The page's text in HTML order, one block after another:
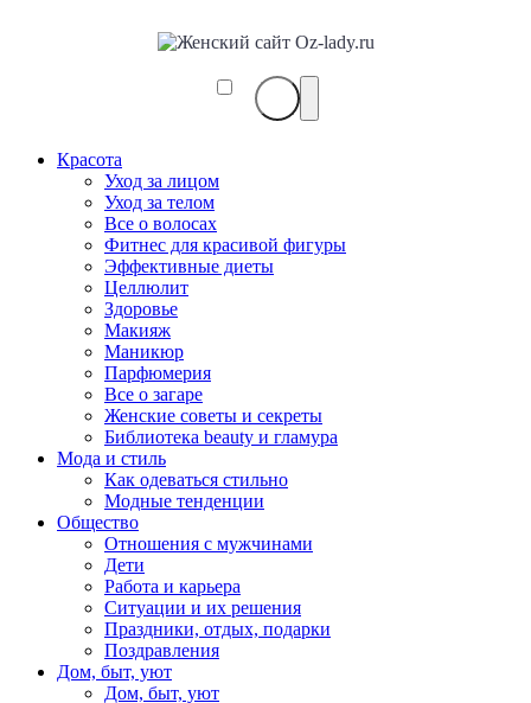
Красота
Уход за лицом
Уход за телом
Все о волосах
Фитнес для красивой фигуры
Эффективные диеты
Целлюлит
Здоровье
Макияж
Маникюр
Парфюмерия
Все о загаре
Женские советы и секреты
Библиотека beauty и гламура
Мода и стиль
Как одеваться стильно
Модные тенденции
Общество
Отношения с мужчинами
Дети
Работа и карьера
Ситуации и их решения
Праздники, отдых, подарки
Поздравления
Дом, быт, уют
Дом, быт, уют